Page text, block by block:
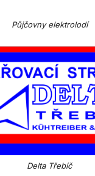
Půjčovny elektrolodí
Delta Třebíč